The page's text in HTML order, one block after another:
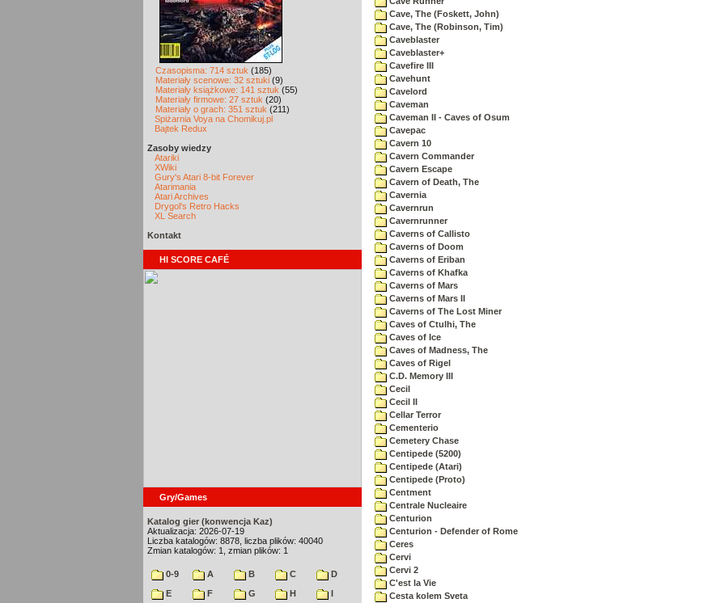
Czasopisma: 714 sztuk (185)
Materiały scenowe: 32 sztuki (9)
Materiały książkowe: 141 sztuk (55)
Materiały firmowe: 27 sztuk (20)
Materiały o grach: 351 sztuk (211)
Spiżarnia Voya na Chomikuj.pl
Bajtek Redux
Zasoby wiedzy
Atariki
XWiki
Gury's Atari 8-bit Forever
Atarimania
Atari Archives
Drygol's Retro Hacks
XL Search
Kontakt
HI SCORE CAFÉ
Gry/Games
Katalog gier (konwencja Kaz)
Aktualizacja: 2026-07-19
Liczba katalogów: 8878, liczba plików: 40040
Zmian katalogów: 1, zmian plików: 1
0-9 A B C
D
E
F G H
I
Cave, The (Foskett, John)
Cave, The (Robinson, Tim)
Caveblaster
Caveblaster+
Cavefire III
Cavehunt
Cavelord
Caveman
Caveman II - Caves of Osum
Cavepac
Cavern 10
Cavern Commander
Cavern Escape
Cavern of Death, The
Cavernia
Cavernrun
Cavernrunner
Caverns of Callisto
Caverns of Doom
Caverns of Eriban
Caverns of Khafka
Caverns of Mars
Caverns of Mars II
Caverns of The Lost Miner
Caves of Ctulhi, The
Caves of Ice
Caves of Madness, The
Caves of Rigel
C.D. Memory III
Cecil
Cecil II
Cellar Terror
Cementerio
Cemetery Chase
Centipede (5200)
Centipede (Atari)
Centipede (Proto)
Centment
Centrale Nucleaire
Centurion
Centurion - Defender of Rome
Ceres
Cervi
Cervi 2
C'est la Vie
Cesta kolem Sveta